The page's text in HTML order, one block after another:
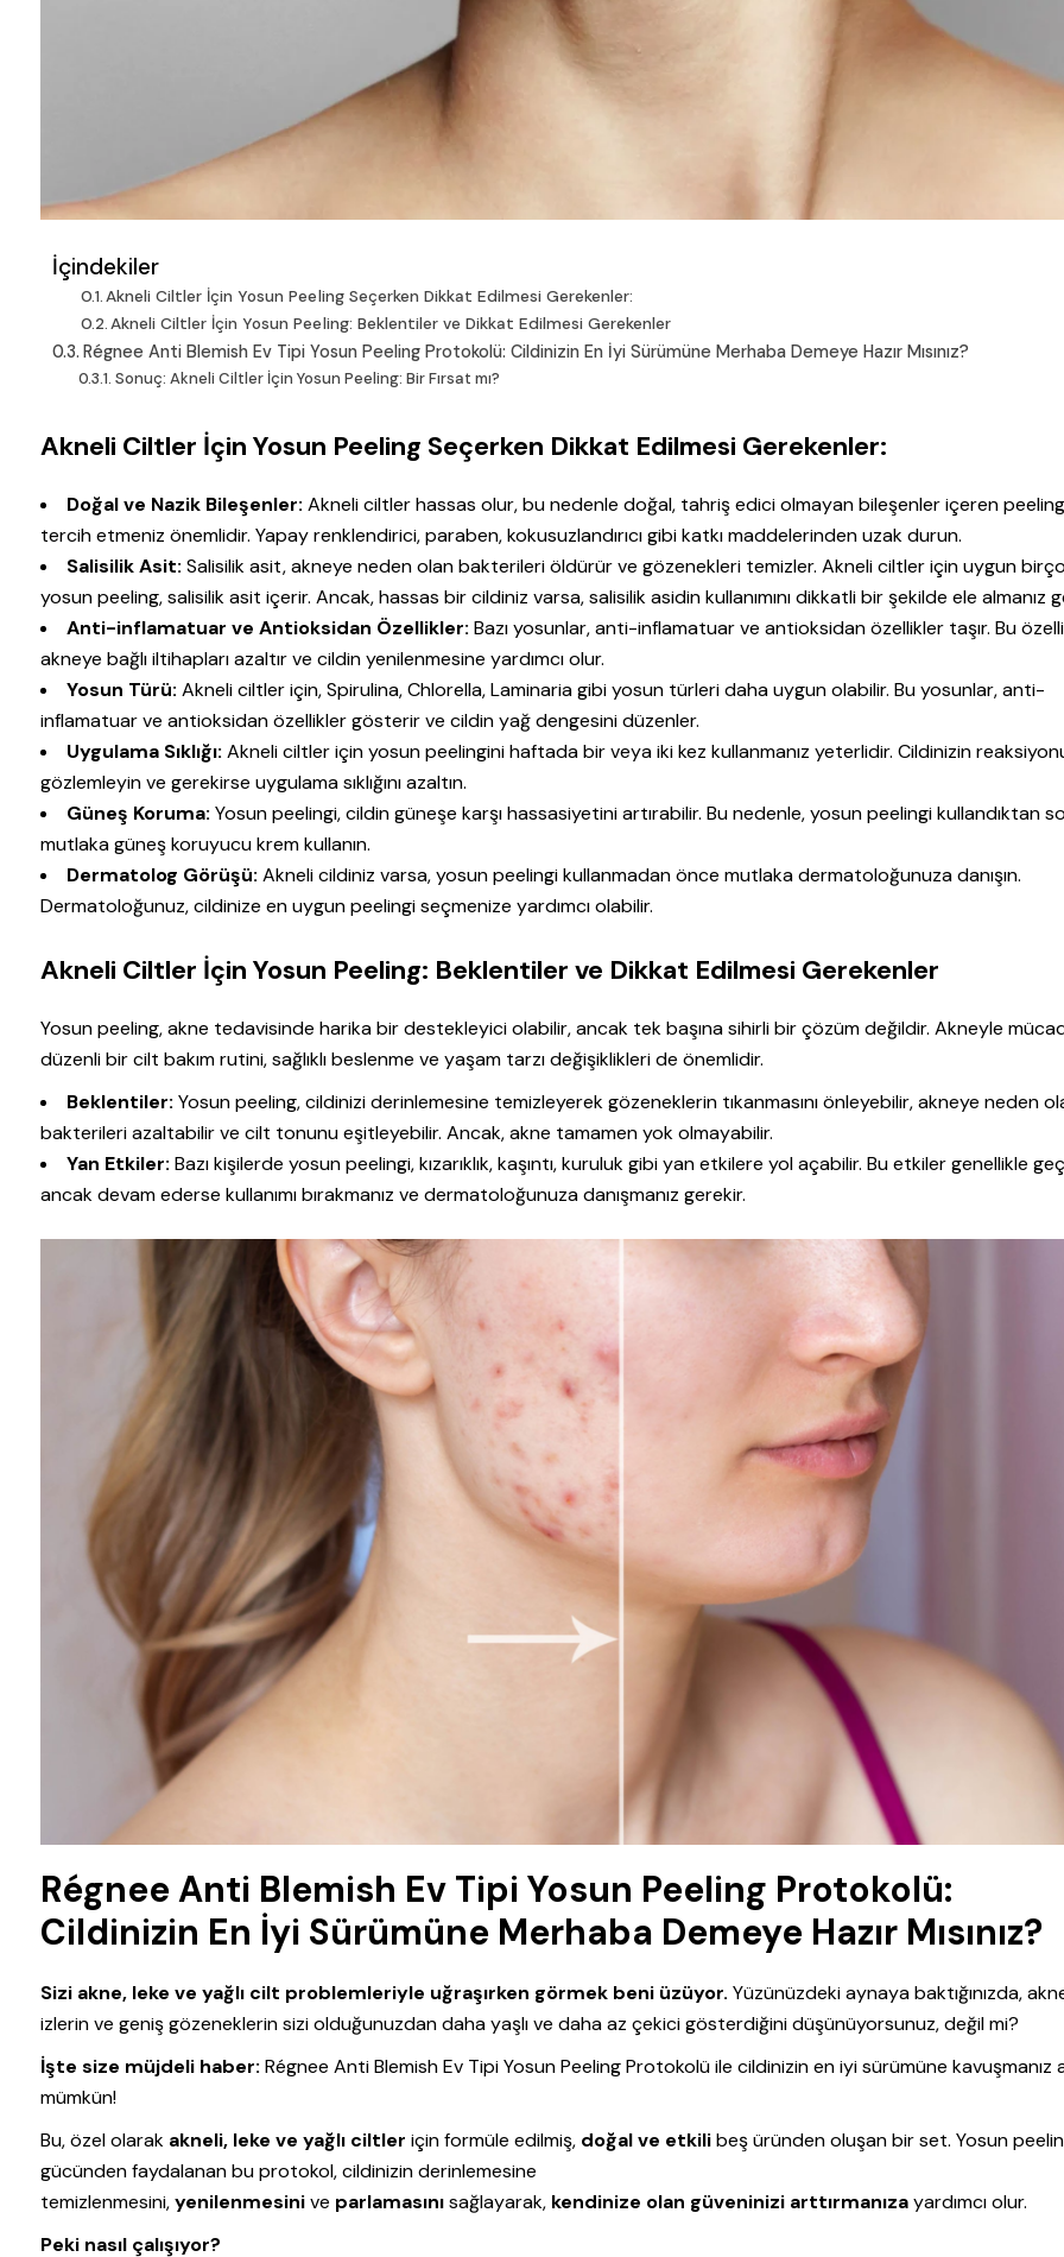
İçindekiler
Akneli Ciltler İçin Yosun Peeling Seçerken Dikkat Edilmesi Gerekenler:
Akneli Ciltler İçin Yosun Peeling: Beklentiler ve Dikkat Edilmesi Gerekenler
Régnee Anti Blemish Ev Tipi Yosun Peeling Protokolü: Cildinizin En İyi Sürümüne Merhaba Demeye Hazır Mısınız?
Sonuç: Akneli Ciltler İçin Yosun Peeling: Bir Fırsat mı?
Akneli Ciltler İçin Yosun Peeling Seçerken Dikkat Edilmesi Gerekenler:
Doğal ve Nazik Bileşenler: Akneli ciltler hassas olur, bu nedenle doğal, tahriş edici olmayan bileşenler içeren
tercih etmeniz önemlidir. Yapay renklendirici, paraben, kokusuzlandırıcı gibi katkı maddelerinden uzak durun.
Salisilik Asit: Salisilik asit, akneye neden olan bakterileri öldürür ve gözenekleri temizler. Akneli ciltler için uygun
yosun peeling, salisilik asit içerir. Ancak, hassas bir cildiniz varsa, salisilik asidin kullanımını dikkatli bir şekilde ele almanız
Anti-inflamatuar ve Antioksidan Özellikler: Bazı yosunlar, anti-inflamatuar ve antioksidan özellikler taşır. Bu
akneye bağlı iltihapları azaltır ve cildin yenilenmesine yardımcı olur.
Yosun Türü: Akneli ciltler için, Spirulina, Chlorella, Laminaria gibi yosun türleri daha uygun olabilir. Bu yosunlar, anti-
inflamatuar ve antioksidan özellikler gösterir ve cildin yağ dengesini düzenler.
Uygulama Sıklığı: Akneli ciltler için yosun peelingini haftada bir veya iki kez kullanmanız yeterlidir. Cildinizin
gözlemleyin ve gerekirse uygulama sıklığını azaltın.
Güneş Koruma: Yosun peelingi, cildin güneşe karşı hassasiyetini artırabilir. Bu nedenle, yosun peelingi kullandıktan
mutlaka güneş koruyucu krem kullanın.
Dermatolog Görüşü: Akneli cildiniz varsa, yosun peelingi kullanmadan önce mutlaka dermatoloğunuza danışın.
Dermatoloğunuz, cildinize en uygun peelingi seçmenize yardımcı olabilir.
Akneli Ciltler İçin Yosun Peeling: Beklentiler ve Dikkat Edilmesi Gerekenler
Yosun peeling, akne tedavisinde harika bir destekleyici olabilir, ancak tek başına sihirli bir çözüm değildir. Akneyle
düzenli bir cilt bakım rutini, sağlıklı beslenme ve yaşam tarzı değişiklikleri de önemlidir.
Beklentiler: Yosun peeling, cildinizi derinlemesine temizleyerek gözeneklerin tıkanmasını önleyebilir, akneye neden
bakterileri azaltabilir ve cilt tonunu eşitleyebilir. Ancak, akne tamamen yok olmayabilir.
Yan Etkiler: Bazı kişilerde yosun peelingi, kızarıklık, kaşıntı, kuruluk gibi yan etkilere yol açabilir. Bu etkiler genellikle
ancak devam ederse kullanımı bırakmanız ve dermatoloğunuza danışmanız gerekir.
Régnee Anti Blemish Ev Tipi Yosun Peeling Protokolü:
Cildinizin En İyi Sürümüne Merhaba Demeye Hazır Mısınız?
Sizi akne, leke ve yağlı cilt problemleriyle uğraşırken görmek beni üzüyor. Yüzünüzdeki aynaya baktığınızda,
izlerin ve geniş gözeneklerin sizi olduğunuzdan daha yaşlı ve daha az çekici gösterdiğini düşünüyorsunuz, değil mi?
İşte size müjdeli haber: Régnee Anti Blemish Ev Tipi Yosun Peeling Protokolü ile cildinizin en iyi sürümüne kavuşmanız
mümkün!
Bu, özel olarak akneli, leke ve yağlı ciltler için formüle edilmiş, doğal ve etkilibeş üründen oluşan bir set. Yosun
gücünden faydalanan bu protokol, cildinizin derinlemesine
temizlenmesini,yenilenmesinive parlamasınısağlayarak, kendinize olan güveninizi arttırmanızayardımcı olur.
Peki nasıl çalışıyor?